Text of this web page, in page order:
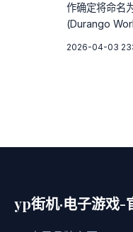
作确定将命名
(Durango Worl
2026-04-03
yp街机·电子游戏-